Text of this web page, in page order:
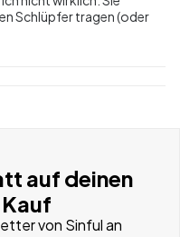
Schlüpfer tragen (oder
auf deinen
von Sinful an